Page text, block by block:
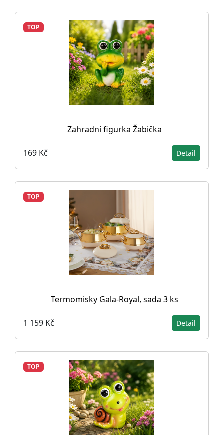
TOP
Zahradní figurka Žabička
169 Kč Detail
TOP
Termomisky Gala-Royal, sada 3 ks
1 159 Kč Detail
TOP